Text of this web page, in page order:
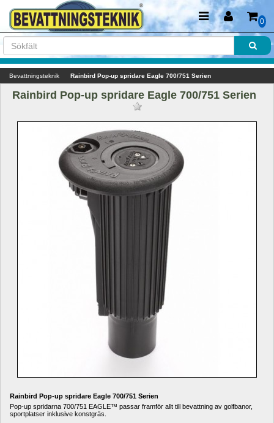
0
Bevattningsteknik Rainbird Pop-up spridare Eagle 700/751 Serien
Rainbird Pop-up spridare Eagle 700/751 Serien
Rainbird Pop-up spridare Eagle 700/751 Serien
Pop-up spridarna 700/751 EAGLE™ passar framför allt till bevattning av golfbanor,
sportplatser inklusive konstgräs.